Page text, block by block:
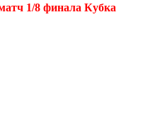
1/8 финала Кубка